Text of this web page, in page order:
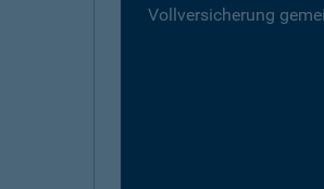
Vollversicherung